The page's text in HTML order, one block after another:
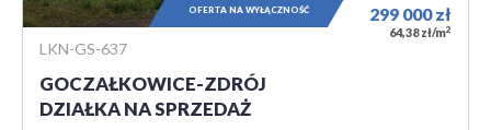
LKN-GS-637
GOCZAŁKOWICE-ZDRÓJ
DZIAŁKA NA SPRZEDAŻ
299 000zł
64,38 zł/m2
OFERTA NA WYŁĄCZNOŚĆ